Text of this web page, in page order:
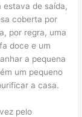
estava de saída,
coberta por
por regra, uma
doce e um
a pequena
um pequeno
a casa.
pelo